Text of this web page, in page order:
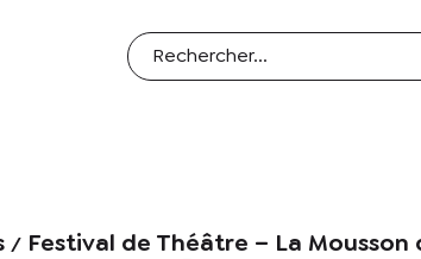
Festival de Théâtre – La Mousson